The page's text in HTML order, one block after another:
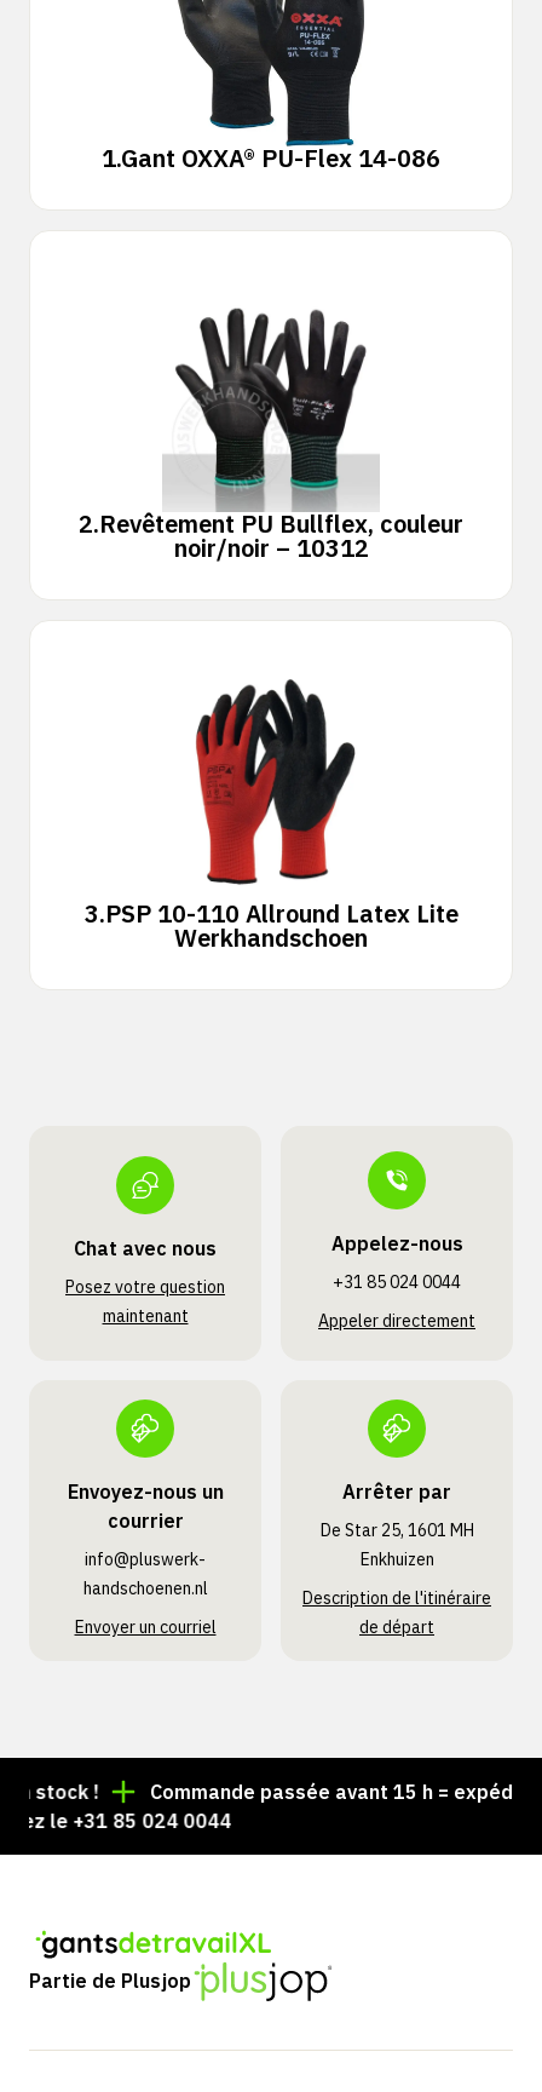
1.Gant OXXA® PU-Flex 14-086
2.Revêtement PU Bullflex, couleur
noir/noir – 10312
3.PSP 10-110 Allround Latex Lite
Werkhandschoen
Chat avec nous
Posez votre question
maintenant
Appelez-nous
+31 85 024 0044
Appeler directement
Envoyez-nous un
courrier
info@pluswerk­
handschoenen.nl
Envoyer un courriel
Arrêter par
De Star 25, 1601 MH
Enkhuizen
Description de l'itinéraire
de départ
stock !
Commande passée avant 15 h = expédiée
le +31 85 024 0044
Partie de Plusjop